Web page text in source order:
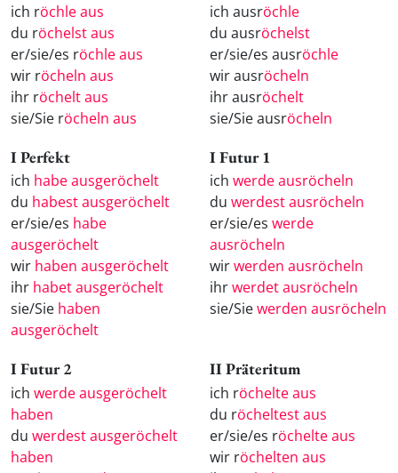
ich röchle aus
du röchelst aus
er/sie/es röchle aus
wir röcheln aus
ihr röchelt aus
sie/Sie röcheln aus
ich ausröchle
du ausröchelst
er/sie/es ausröchle
wir ausröcheln
ihr ausröchelt
sie/Sie ausröcheln
I Perfekt
ich habe ausgeröchelt
du habest ausgeröchelt
er/sie/es habe
ausgeröchelt
wir haben ausgeröchelt
ihr habet ausgeröchelt
sie/Sie haben
ausgeröchelt
I Futur 1
ich werde ausröcheln
du werdest ausröcheln
er/sie/es werde
ausröcheln
wirwerden ausröcheln
ihrwerdet ausröcheln
sie/Siewerden ausröcheln
I Futur 2
ich werde ausgeröchelt
haben
du werdest ausgeröchelt
haben
II Präteritum
ich röchelte aus
du röcheltest aus
er/sie/es röchelte aus
wir röchelten aus